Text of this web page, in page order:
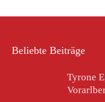
Beliebte Beiträge
Tyrone